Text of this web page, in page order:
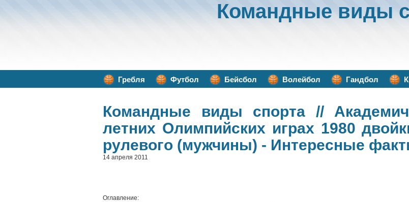
Командные виды
Гребля Футбол Бейсбол Волейбол Гандбол
Командные виды спорта //
летних Олимпийских играх 1980
рулевого (мужчины) - Интересные
14 апреля 2011
Оглавление: